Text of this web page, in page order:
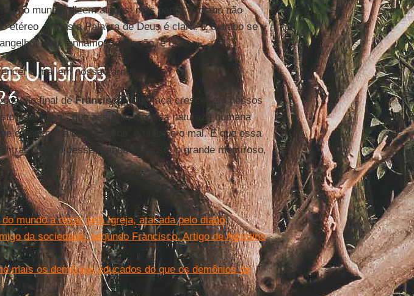
no mundo, dizem alguns: mas padre, o diabo não
etéreo ... Mas a Palavra de Deus é clara. E o diabo se
quer tenhamos fé ou não, é claro.
o mal em nossa carne.
final deFrancisco, "que faça crescer em nossos
seu Filho", que assumiu a nossa natureza humana
e vencer na nossa carne" o diabo e o mal. E que essa
no jogo desse grande invejoso, o grande mentiroso,
mundo a rezar pela Igreja, atacada pelo diabo
da sociedade, segundo Francisco. Artigo de Agostino
mais os demônios educados do que os demônios de